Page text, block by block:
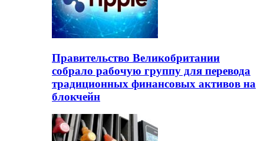
Правительство Великобритании
собрало рабочую группу для перевода
традиционных финансовых активов на
блокчейн